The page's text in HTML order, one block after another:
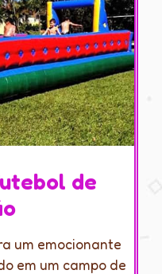
de
um emocionante
em um campo de